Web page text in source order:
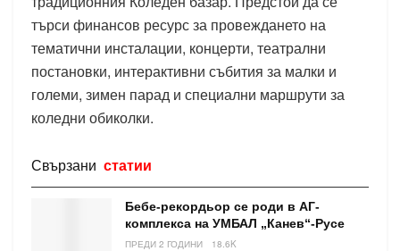
търси финансов ресурс за провеждането на
тематични инсталации, концерти, театрални
постановки, интерактивни събития за малки и
големи, зимен парад и специални маршрути за
коледни обиколки.
Свързани статии
Бебе-рекордьор се роди в АГ-
комплекса на УМБАЛ „Канев“-Русе
ПРЕДИ 2 ГОДИНИ 18.6K